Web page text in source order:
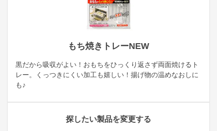
もち焼きトレーNEW
黒だから吸収がよい！おもちをひっくり返さず両面焼けるト
レー。くっつきにくい加工も嬉しい！揚げ物の温めなおしに
も♪
探したい製品を変更する